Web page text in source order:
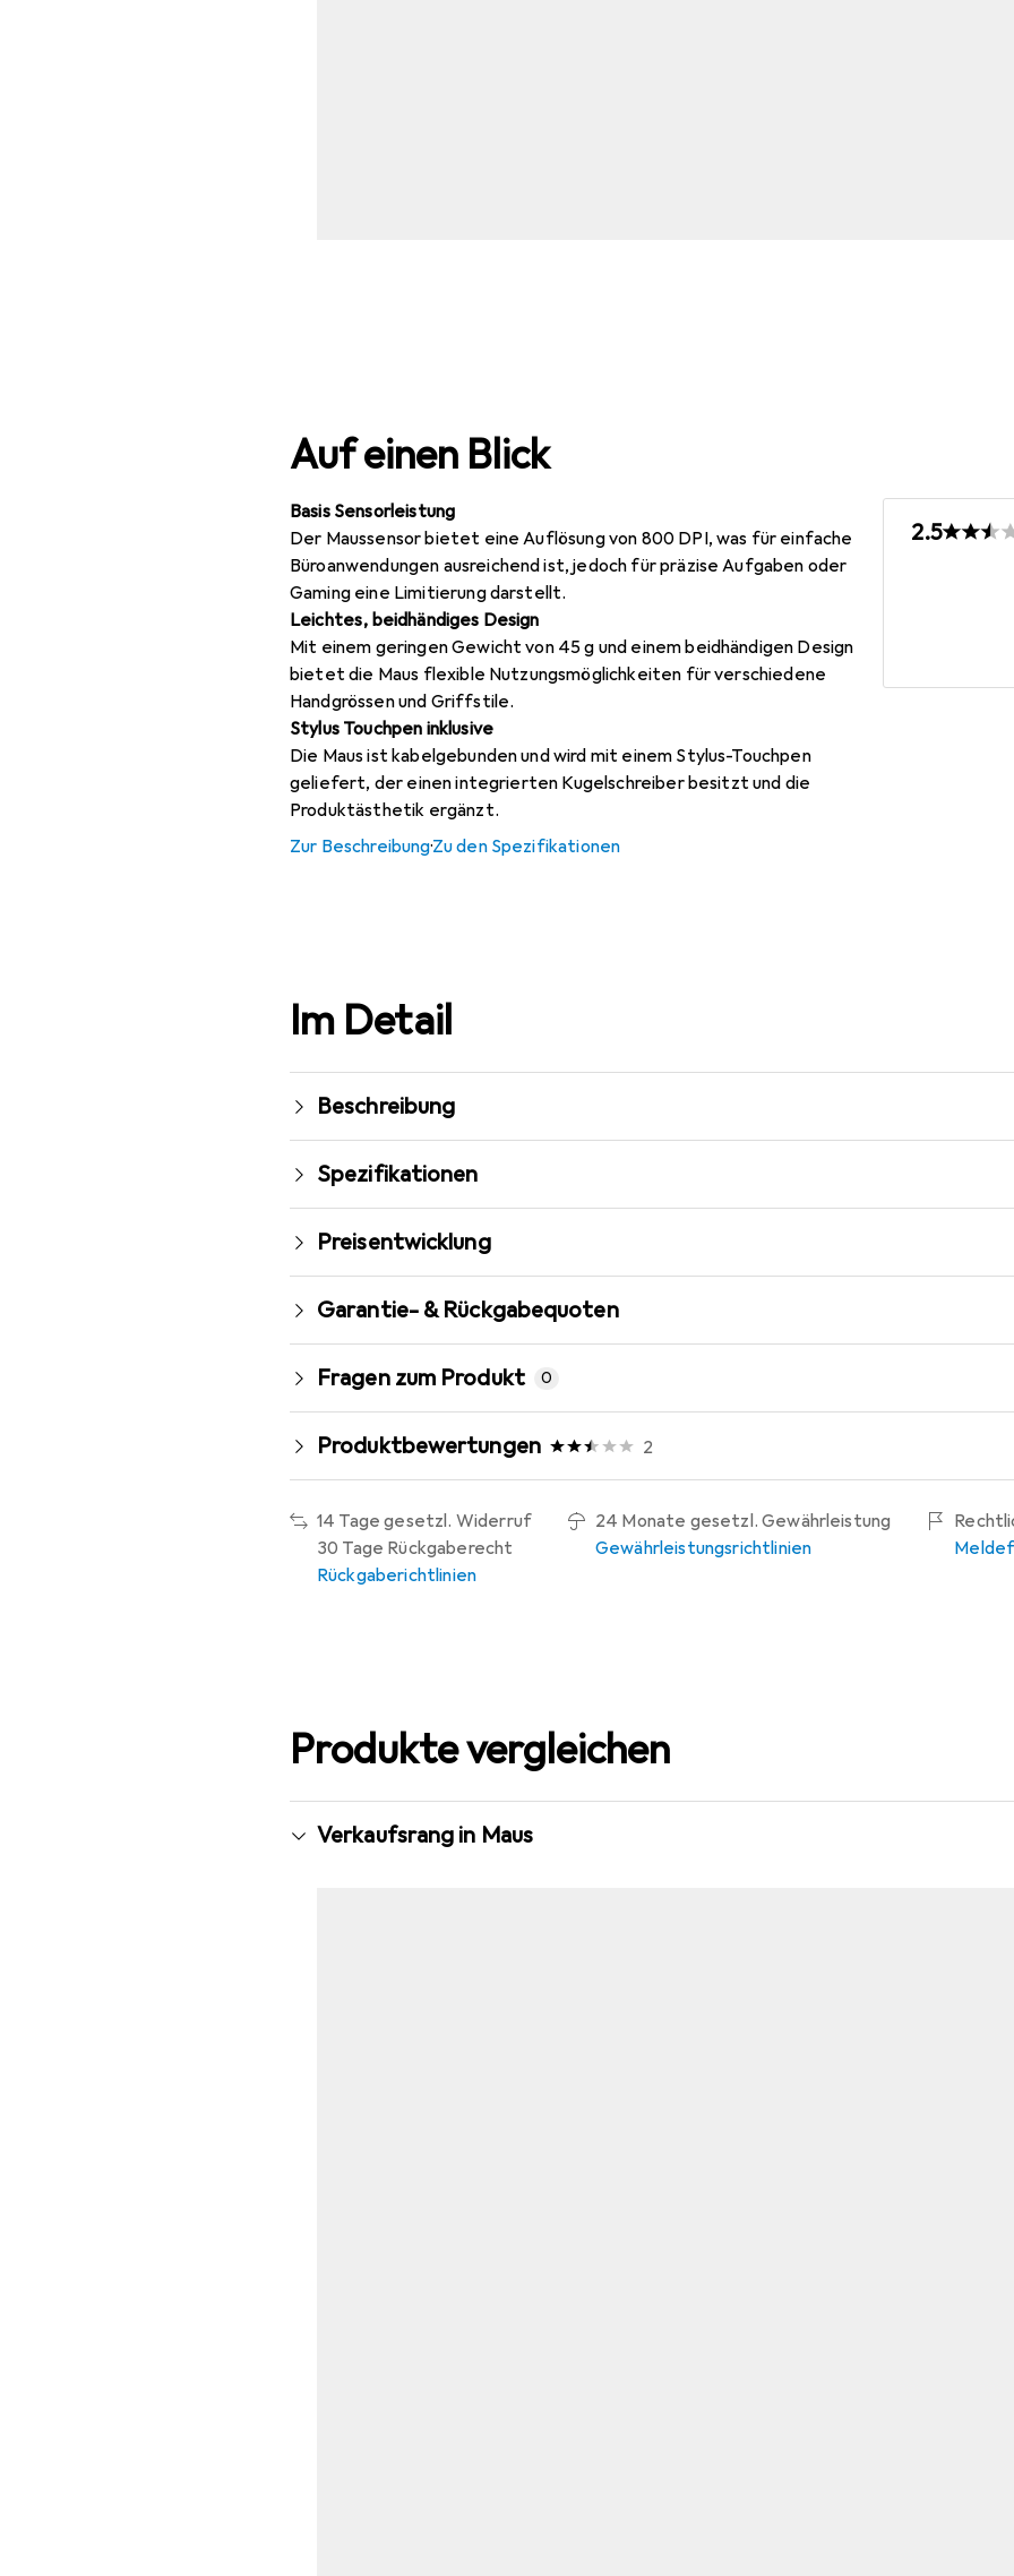
Auf einen Blick
Basis Sensorleistung
Der Maussensor bietet eine Auflösung von 800 DPI, was für einfache
Büroanwendungen ausreichend ist, jedoch für präzise Aufgaben oder
Gaming eine Limitierung darstellt.
Leichtes, beidhändiges Design
Mit einem geringen Gewicht von 45 g und einem beidhändigen Design
bietet die Maus flexible Nutzungsmöglichkeiten für verschiedene
Handgrössen und Griffstile.
Stylus Touchpen inklusive
Die Maus ist kabelgebunden und wird mit einem Stylus-Touchpen
geliefert, der einen integrierten Kugelschreiber besitzt und die
Produktästhetik ergänzt.
Zur Beschreibung·Zu den Spezifikationen
2.5
Im Detail
Beschreibung
Spezifikationen
Preisentwicklung
Garantie- & Rückgabequoten
Fragen zum Produkt 0
Produktbewertungen 2
14 Tage gesetzl. Widerruf
30 Tage Rückgaberecht
Rückgaberichtlinien
24 Monate gesetzl. Gewährleistung
Gewährleistungsrichtlinien
Produkte vergleichen
Verkaufsrang in Maus